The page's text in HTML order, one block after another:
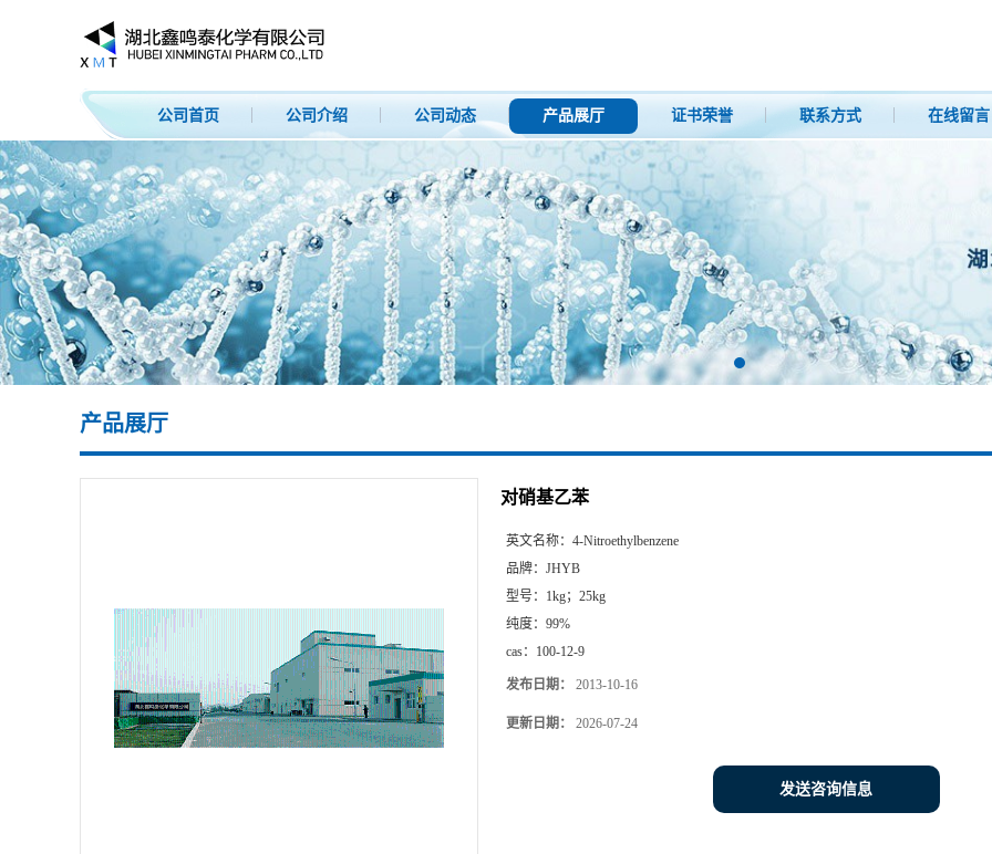
公司首页 公司介绍 公司动态 产品展厅 证书荣誉 联系方式 在线留言
产品展厅
对硝基乙苯
英文名称： 4-Nitroethylbenzene
品牌： JHYB
型号： 1kg；25kg
纯度： 99%
cas： 100-12-9
发布日期： 2013-10-16
更新日期： 2026-07-24
发送咨询信息